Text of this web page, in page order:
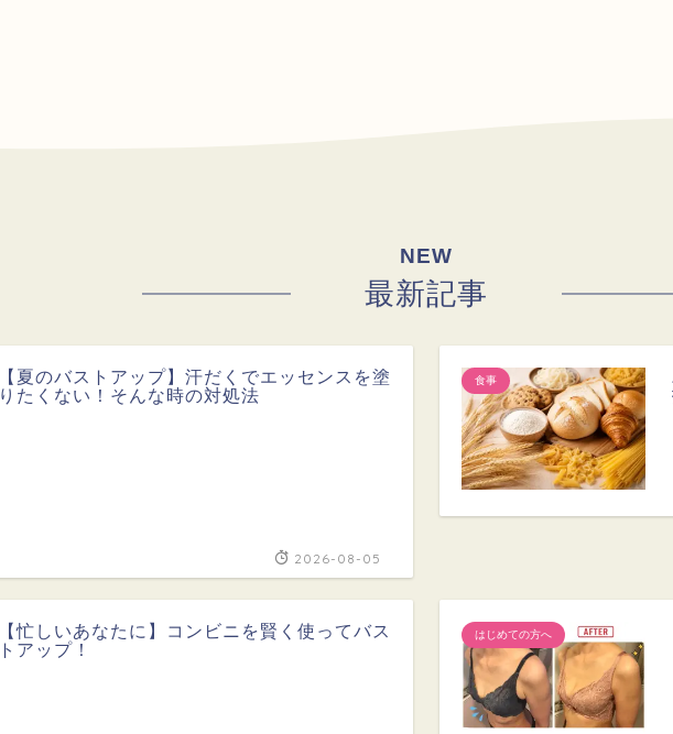
NEW
最新記事
【夏のバストアップ】汗だくでエッセンスを塗
りたくない！そんな時の対処法
2026-08-05
食事
【忙しいあなたに】コンビニを賢く使ってバス
トアップ！
はじめての方へ